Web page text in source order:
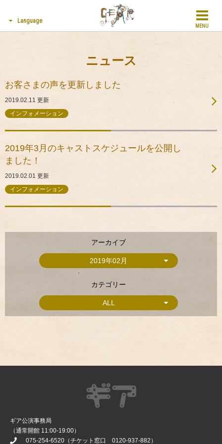
MENU
Language
ニュース
お客さまの声を更新しました
2019.02.11 更新
インフォメーション
2019年3月のキャストスケジュールを公開し
ました！
2019.02.01 更新
インフォメーション
アーカイブ
2019年02月
カテゴリー
ALL
ギア公演事務局
（通常開館 11:00-19:00）
075-254-6520 （チケット窓口 0120-937-882 ）